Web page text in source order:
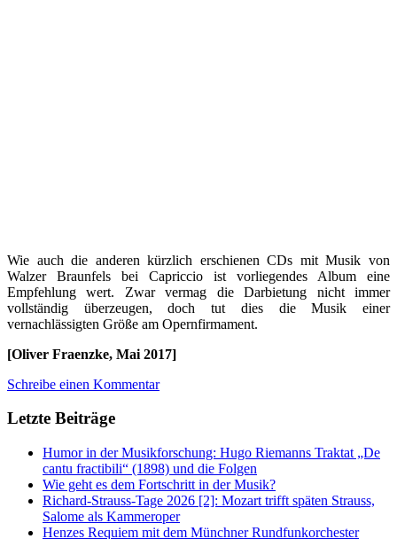
Wie auch die anderen kürzlich erschienen CDs mit Musik von
Walzer Braunfels bei Capriccio ist vorliegendes Album eine
Empfehlung wert. Zwar vermag die Darbietung nicht immer
vollständig überzeugen, doch tut dies die Musik einer
vernachlässigten Größe am Opernfirmament.
[Oliver Fraenzke, Mai 2017]
Schreibe einen Kommentar
Letzte Beiträge
Humor in der Musikforschung: Hugo Riemanns Traktat „De
cantu fractibili“ (1898) und die Folgen
Wie geht es dem Fortschritt in der Musik?
Richard-Strauss-Tage 2026 [2]: Mozart trifft späten Strauss,
Salome als Kammeroper
Henzes Requiem mit dem Münchner Rundfunkorchester